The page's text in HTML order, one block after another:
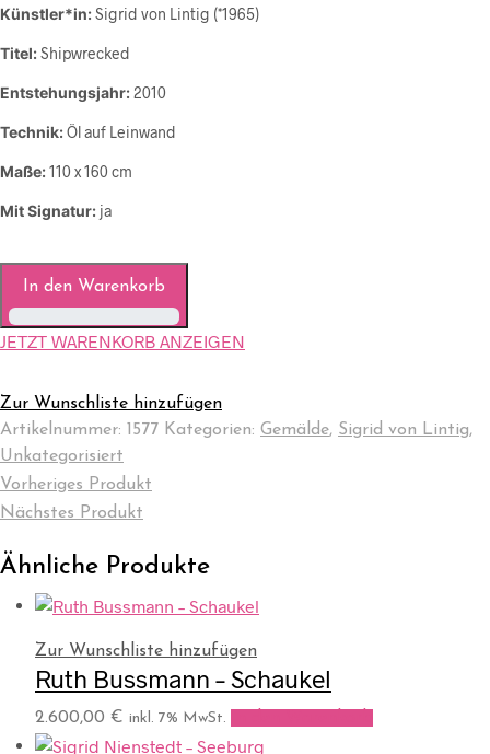
Künstler*in:Sigrid von Lintig (*1965)
Titel:Shipwrecked
Entstehungsjahr:2010
Technik:Öl auf Leinwand
Maße:110 x 160 cm
Mit Signatur: ja
In den Warenkorb
JETZT WARENKORB ANZEIGEN
Zur Wunschliste hinzufügen
Artikelnummer:
1577 Kategorien: Gemälde, Sigrid von Lintig,
Unkategorisiert
Vorheriges Produkt
Nächstes Produkt
Ähnliche Produkte
Zur Wunschliste hinzufügen
Ruth Bussmann – Schaukel
2.600,00 € inkl. 7% MwSt.